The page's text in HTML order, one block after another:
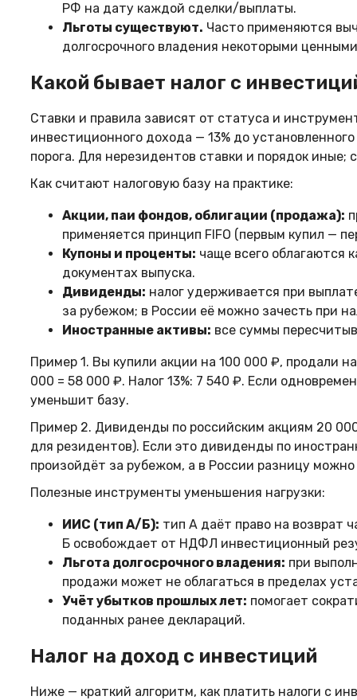
РФ на дату каждой сделки/выплаты.
Льготы существуют. Часто применяются
долгосрочного владения некоторыми
Какой бывает налог с
Ставки и правила зависят от статуса и
инвестиционного дохода — 13% до
порога. Для нерезидентов ставки и порядок иные;
Как считают налоговую базу на практике:
Акции, паи фондов, облигации (продажа):
применяется принцип FIFO (первым купил —
Купоны и проценты: чаще всего облагаются
документах выпуска.
Дивиденды: налог удерживается при
за рубежом; в России её можно зачесть при
Иностранные активы: все суммы
Пример 1. Вы купили акции на 100 000 ₽, продали
000 = 58 000 ₽. Налог 13%: 7 540 ₽. Если
уменьшит базу.
Пример 2. Дивиденды по российским акциям 20
для резидентов). Если это дивиденды по
произойдёт за рубежом, а в России разницу
Полезные инструменты уменьшения нагрузки:
ИИС (тип А/Б): тип А даёт право на возврат
Б освобождает от НДФЛ инвестиционный
Льгота долгосрочного владения: при
продажи может не облагаться в пределах
Учёт убытков прошлых лет: помогает
поданных ранее деклараций.
Налог на доход с инвестиций
Ниже — краткий алгоритм, как платить налоги с